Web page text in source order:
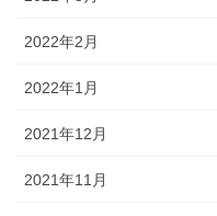
2022年2月
2022年1月
2021年12月
2021年11月